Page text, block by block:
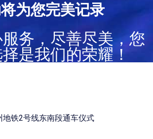
为您完美记录
服务，尽善尽美，您
是我们的荣耀！
地铁2号线东南段通车仪式